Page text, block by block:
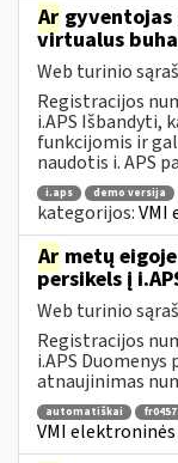
Ar
virtualus
Web turinio
Registracijos
i.APS Išbandyti,
funkcijomis ir
naudotis i. APS
i.aps demo versija
kategorijos:VMI
Ar metų
persikels į
Web turinio
Registracijos
i.APS
atnaujinimas
automatiškai fr0457
VMI elektroninės